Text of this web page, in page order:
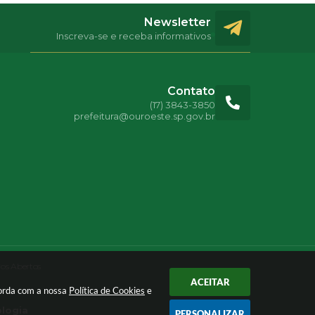
com a nossa Política de Cookies e
ACEITAR
Contato
(17) 3843-3850
prefeitura@ouroeste.sp.gov.br
Newsletter
Inscreva-se e receba informativos